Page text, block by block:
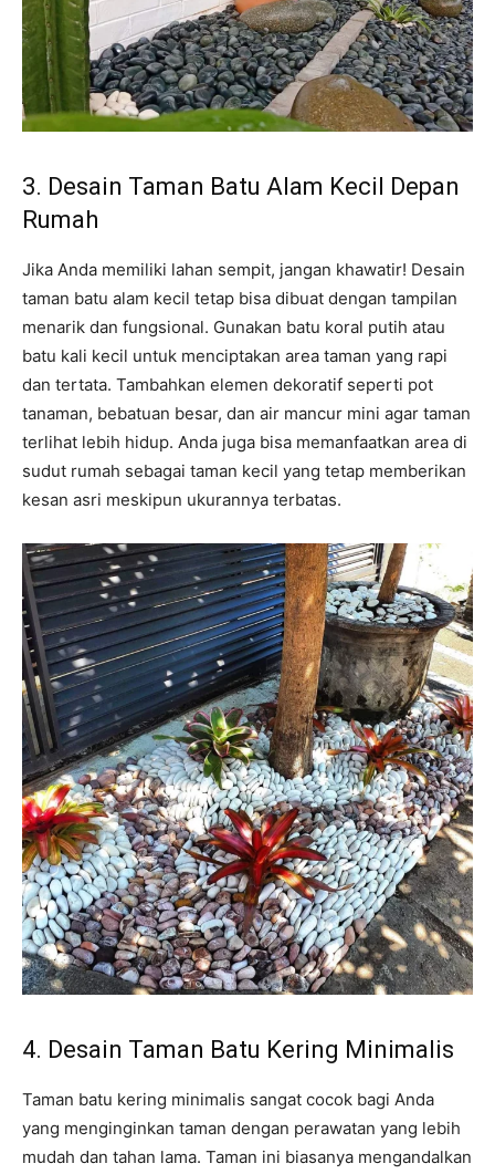
3. Desain Taman Batu Alam Kecil Depan
Rumah
Jika Anda memiliki lahan sempit, jangan khawatir! Desain
taman batu alam kecil tetap bisa dibuat dengan tampilan
menarik dan fungsional. Gunakan batu koral putih atau
batu kali kecil untuk menciptakan area taman yang rapi
dan tertata. Tambahkan elemen dekoratif seperti pot
tanaman, bebatuan besar, dan air mancur mini agar taman
terlihat lebih hidup. Anda juga bisa memanfaatkan area di
sudut rumah sebagai taman kecil yang tetap memberikan
kesan asri meskipun ukurannya terbatas.
4. Desain Taman Batu Kering Minimalis
Taman batu kering minimalis sangat cocok bagi Anda
yang menginginkan taman dengan perawatan yang lebih
mudah dan tahan lama. Taman ini biasanya mengandalkan